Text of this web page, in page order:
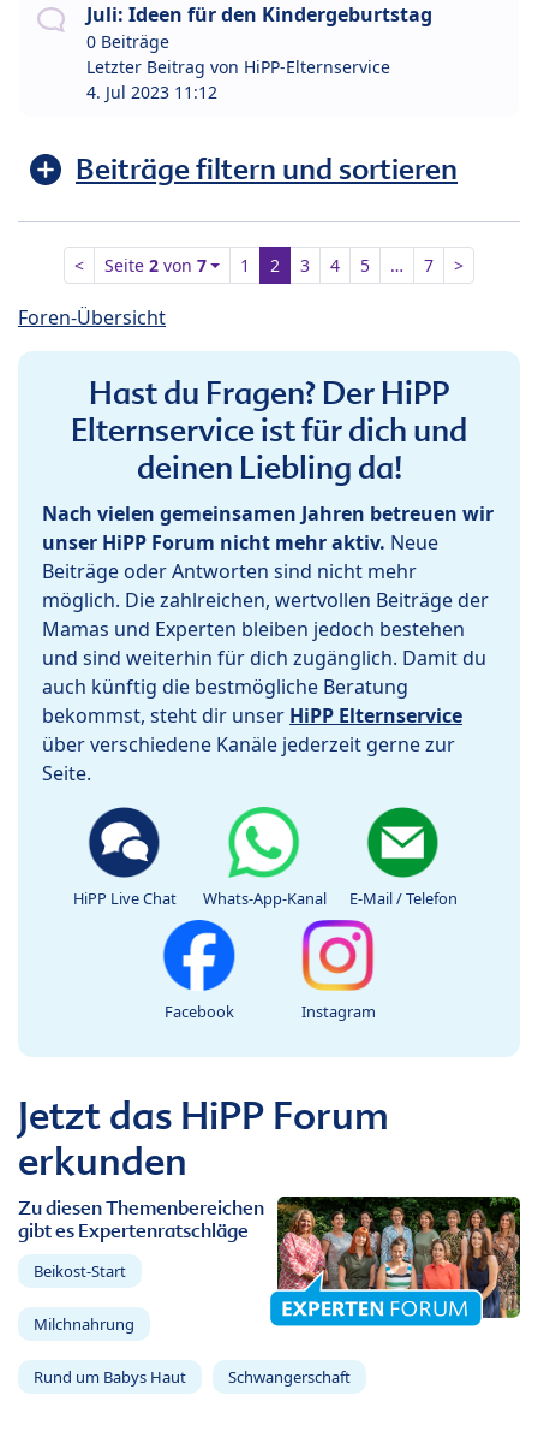
Juli: Ideen für den Kindergeburtstag
0 Beiträge
Letzter Beitrag von HiPP-Elternservice
4. Jul 2023 11:12
Beiträge filtern und sortieren
< Seite 2von 7 1 2 3 4 5 … 7 >
Foren-Übersicht
Hast du Fragen? Der HiPP
Elternservice ist für dich und
deinen Liebling da!
Nach vielen gemeinsamen Jahren betreuen wir
unser HiPP Forum nicht mehr aktiv. Neue
Beiträge oder Antworten sind nicht mehr
möglich. Die zahlreichen, wertvollen Beiträge der
Mamas und Experten bleiben jedoch bestehen
und sind weiterhin für dich zugänglich. Damit du
auch künftig die bestmögliche Beratung
bekommst, steht dir unser HiPP Elternservice
über verschiedene Kanäle jederzeit gerne zur
Seite.
HiPP Live Chat Whats-App-Kanal E-Mail / Telefon
Facebook Instagram
Jetzt das HiPP Forum
erkunden
Zu diesen Themenbereichen
gibt es Expertenratschläge
Beikost-Start
Milchnahrung
Rund um Babys Haut Schwangerschaft